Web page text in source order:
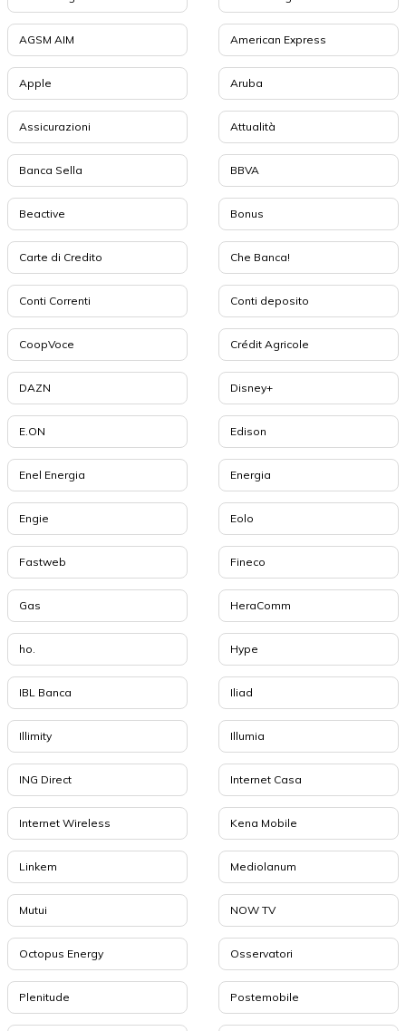
AGSM AIM American Express
Apple Aruba
Assicurazioni Attualità
Banca Sella BBVA
Beactive Bonus
Carte di Credito Che Banca!
Conti Correnti Conti deposito
CoopVoce Crédit Agricole
DAZN Disney+
E.ON Edison
Enel Energia Energia
Engie Eolo
Fastweb Fineco
Gas HeraComm
ho. Hype
IBL Banca Iliad
Illimity Illumia
ING Direct Internet Casa
Internet Wireless Kena Mobile
Linkem Mediolanum
Mutui NOW TV
Octopus Energy Osservatori
Plenitude Postemobile